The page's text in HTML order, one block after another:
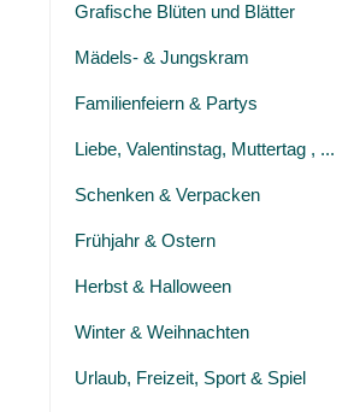
Grafische Blüten und Blätter
Mädels- & Jungskram
Familienfeiern & Partys
Liebe, Valentinstag, Muttertag , ...
Schenken & Verpacken
Frühjahr & Ostern
Herbst & Halloween
Winter & Weihnachten
Urlaub, Freizeit, Sport & Spiel